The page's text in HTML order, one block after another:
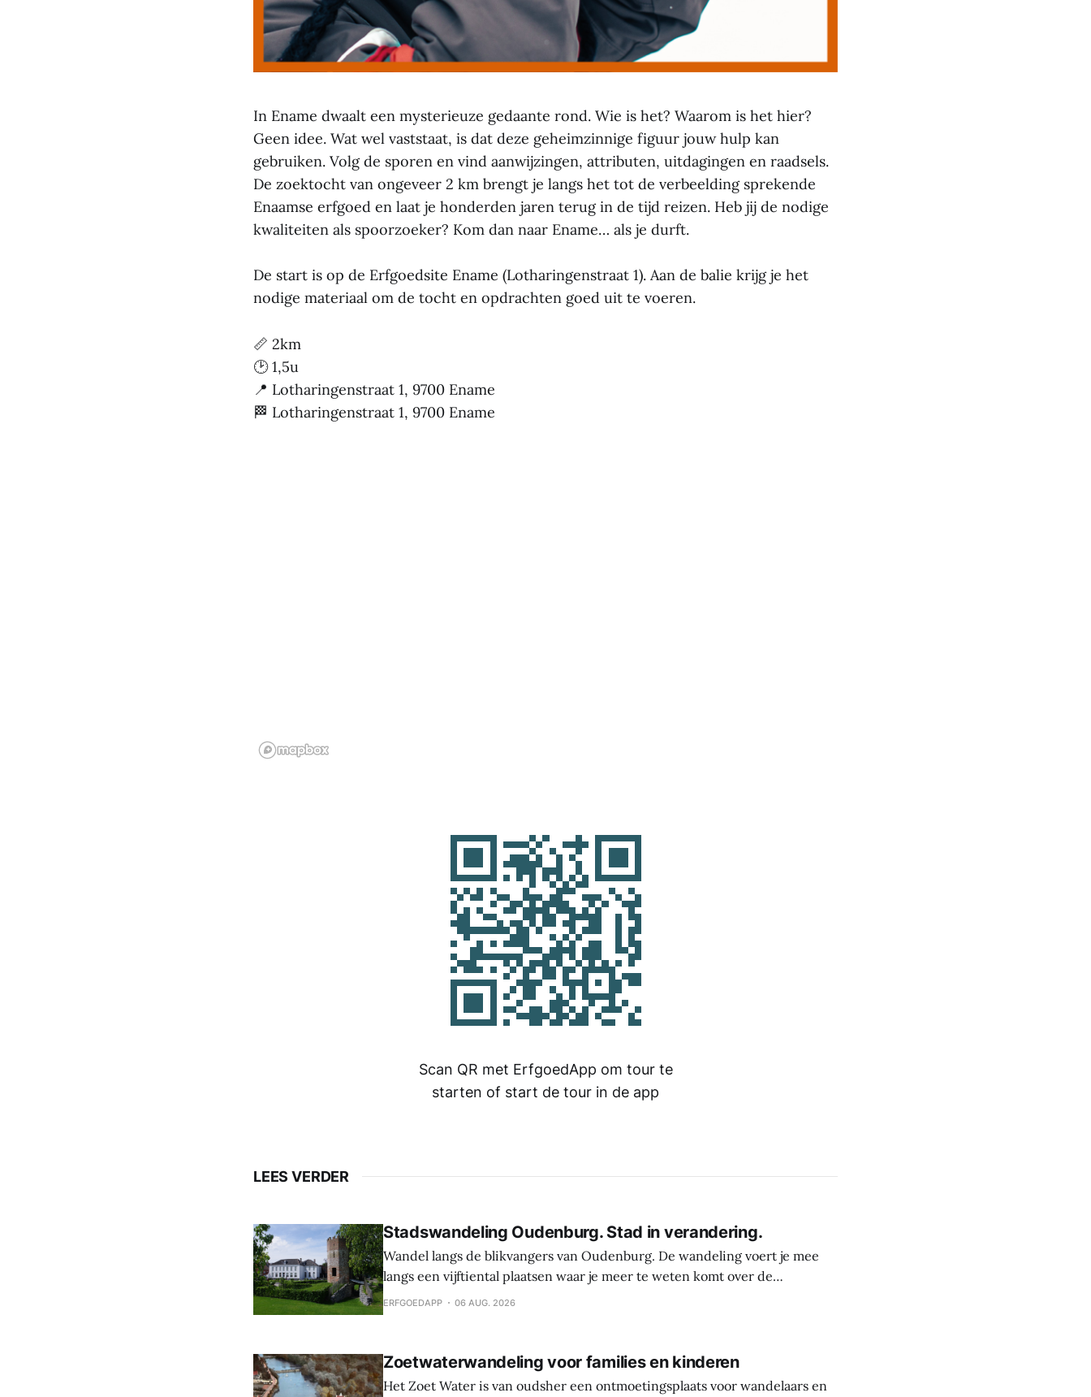
In Ename dwaalt een mysterieuze gedaante rond. Wie is het? Waarom is het hier?
Geen idee. Wat wel vaststaat, is dat deze geheimzinnige figuur jouw hulp kan
gebruiken. Volg de sporen en vind aanwijzingen, attributen, uitdagingen en raadsels.
De zoektocht van ongeveer 2 km brengt je langs het tot de verbeelding sprekende
Enaamse erfgoed en laat je honderden jaren terug in de tijd reizen. Heb jij de nodige
kwaliteiten als spoorzoeker? Kom dan naar Ename… als je durft.
De start is op de Erfgoedsite Ename (Lotharingenstraat 1). Aan de balie krijg je het
nodige materiaal om de tocht en opdrachten goed uit te voeren.
📏 2km
🕑 1,5u
📍 Lotharingenstraat 1, 9700 Ename
🏁 Lotharingenstraat 1, 9700 Ename
Scan QR met ErfgoedApp om tour te
starten of start de tour in de app
LEES VERDER
Stadswandeling Oudenburg. Stad in verandering.
Wandel langs de blikvangers van Oudenburg. De wandeling voert je mee
langs een vijftiental plaatsen waar je meer te weten komt over de
geschiedenis, weetjes en toekomstplannen van de bijzonderste plekken in
ERFGOEDAPP 06 AUG. 2026
Zoetwaterwandeling voor families en kinderen
Het Zoet Water is van oudsher een ontmoetingsplaats voor wandelaars en